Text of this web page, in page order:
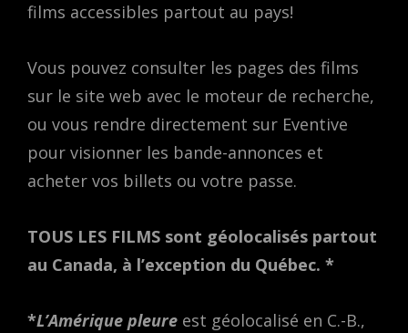
films accessibles partout au pays!
Vous pouvez consulter les pages des films
sur le site web avec le moteur de recherche,
ou vous rendre directement sur Eventive
pour visionner les bande-annonces et
acheter vos billets ou votre passe.
TOUS LES FILMS sont géolocalisés partout
au Canada, à l’exception du Québec. *
*L’Amérique pleure est géolocalisé en C.-B.,